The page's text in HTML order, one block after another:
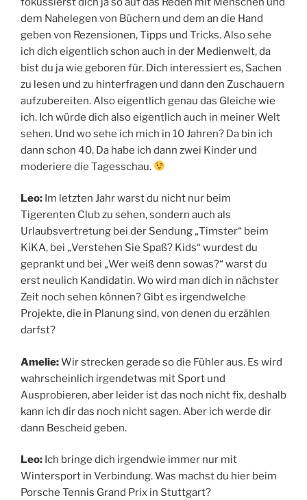
dem Nahelegen von Büchern und dem an die Hand
geben von Rezensionen, Tipps und Tricks. Also sehe
ich dich eigentlich schon auch in der Medienwelt, da
bist du ja wie geboren für. Dich interessiert es, Sachen
zu lesen und zu hinterfragen und dann den Zuschauern
aufzubereiten. Also eigentlich genau das Gleiche wie
ich. Ich würde dich also eigentlich auch in meiner Welt
sehen. Und wo sehe ich mich in 10 Jahren? Da bin ich
dann schon 40. Da habe ich dann zwei Kinder und
moderiere die Tagesschau.
Leo: Im letzten Jahr warst du nicht nur beim
Tigerenten Club zu sehen, sondern auch als
Urlaubsvertretung bei der Sendung „Timster“ beim
KiKA, bei „Verstehen Sie Spaß? Kids“ wurdest du
geprankt und bei „Wer weiß denn sowas?“ warst du
erst neulich Kandidatin. Wo wird man dich in nächster
Zeit noch sehen können? Gibt es irgendwelche
Projekte, die in Planung sind, von denen du erzählen
darfst?
Amelie:Wir strecken gerade so die Fühler aus. Es wird
wahrscheinlich irgendetwas mit Sport und
Ausprobieren, aber leider ist das noch nicht fix, deshalb
kann ich dir das noch nicht sagen. Aber ich werde dir
dann Bescheid geben.
Leo: Ich bringe dich irgendwie immer nur mit
Wintersport in Verbindung. Was machst du hier beim
Porsche Tennis Grand Prix in Stuttgart?